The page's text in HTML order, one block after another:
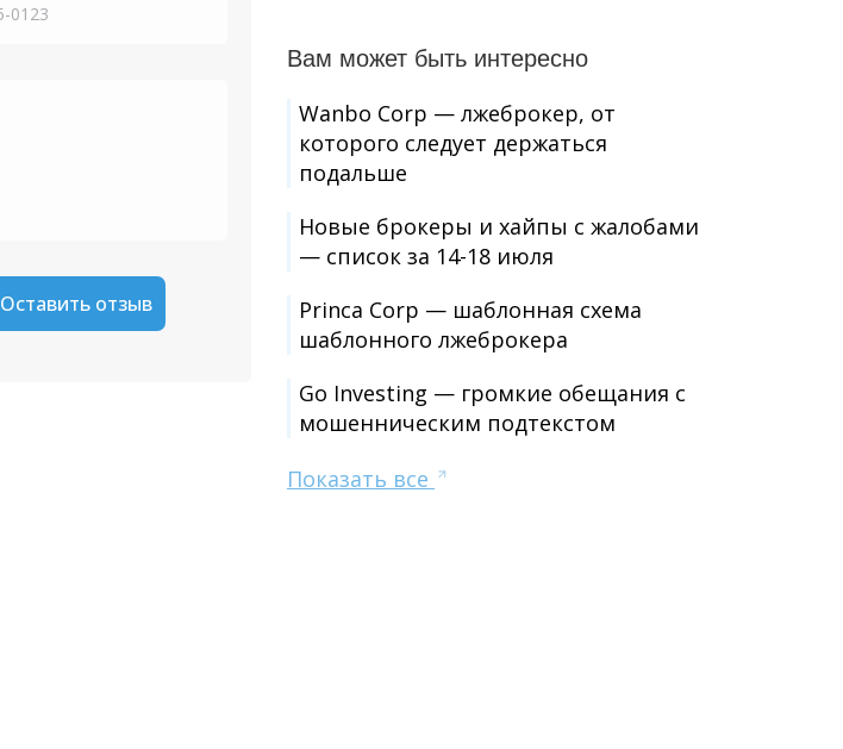
Оставить отзыв
Вам может быть интересно
Wanbo Corp — лжеброкер, от
которого следует держаться
подальше
Новые брокеры и хайпы с жалобами
— список за 14-18 июля
Princa Corp — шаблонная схема
шаблонного лжеброкера
Go Investing — громкие обещания с
мошенническим подтекстом
Показать все